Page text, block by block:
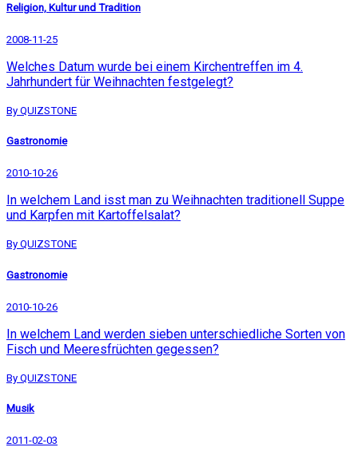
Religion, Kultur und Tradition
2008-11-25
Welches Datum wurde bei einem Kirchentreffen im 4.
Jahrhundert für Weihnachten festgelegt?
By QUIZSTONE
Gastronomie
2010-10-26
In welchem Land isst man zu Weihnachten traditionell Suppe
und Karpfen mit Kartoffelsalat?
By QUIZSTONE
Gastronomie
2010-10-26
In welchem Land werden sieben unterschiedliche Sorten von
Fisch und Meeresfrüchten gegessen?
By QUIZSTONE
Musik
2011-02-03